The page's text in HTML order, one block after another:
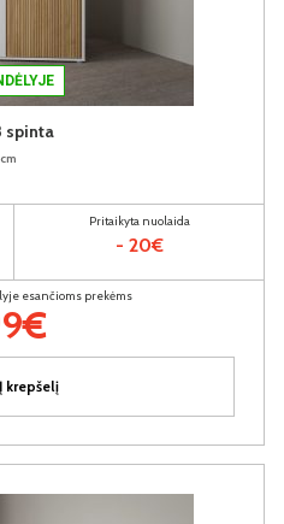
spinta
Pritaikyta nuolaida
- 20€
esančioms prekėms
Į krepšelį